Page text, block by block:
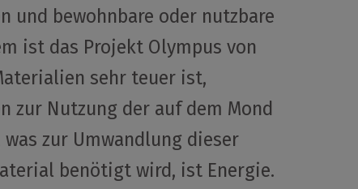
und bewohnbare oder nutzbare
ist das Projekt Olympus von
sehr teuer ist,
zur Nutzung der auf dem Mond
zur Umwandlung dieser
benötigt wird, ist Energie.